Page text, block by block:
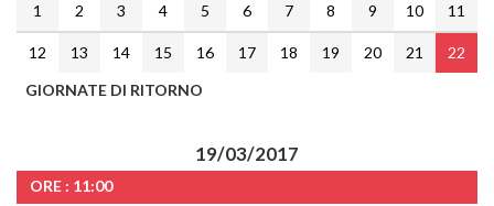
1
2 3 4 5 6 7 8 9 10 11
12 13 14 15 16 17 18 19 20 21
22
GIORNATE DI RITORNO
19/03/2017
ORE : 11:00